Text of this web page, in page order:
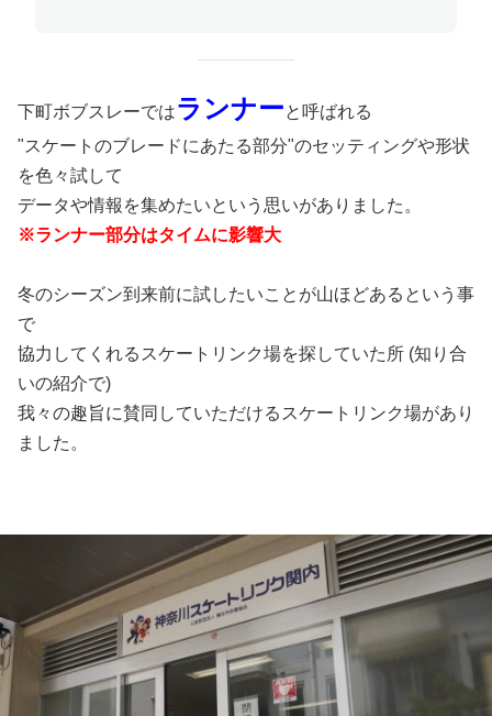
下町ボブスレーではランナーと呼ばれる
"スケートのブレードにあたる部分"のセッティングや形状
を色々試して
データや情報を集めたいという思いがありました。
※ランナー部分はタイムに影響大
冬のシーズン到来前に試したいことが山ほどあるという事
で
協力してくれるスケートリンク場を探していた所 (知り合
いの紹介で)
我々の趣旨に賛同していただけるスケートリンク場があり
ました。